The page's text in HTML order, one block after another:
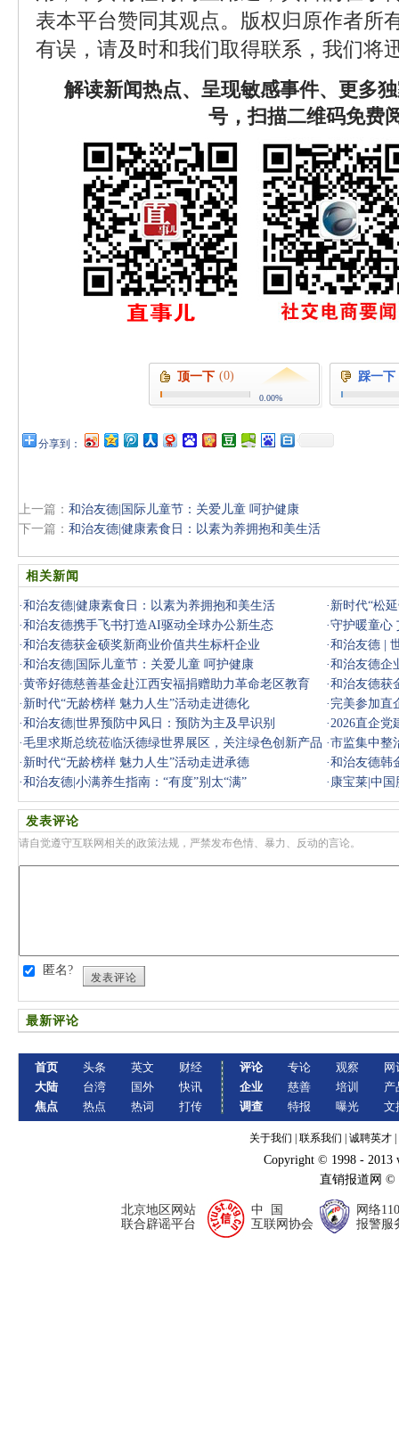
表本平台赞同其观点。版权归原作者所
有误，请及时和我们取得联系，我们将
解读新闻热点、呈现敏感事件、更多
号，扫描二维码免费
顶一下 (0)
0.00%
踩一下
分享到：
上一篇： 和治友德|国际儿童节：关爱儿童 呵护健康
下一篇： 和治友德|健康素食日：以素为养拥抱和美生活
相关新闻
·和治友德|健康素食日：以素为养拥抱和美生活 · 新时代“松
·和治友德携手飞书打造AI驱动全球办公新生态 ·守护暖童心
·和治友德获金硕奖新商业价值共生标杆企业 ·和治友德 |
·和治友德|国际儿童节：关爱儿童 呵护健康 ·和治友德企
·黄帝好德慈善基金赴江西安福捐赠助力革命老区教育 ·和治友德获
· 新时代“无龄榜样 魅力人生”活动走进德化 · 完美参加直
·和治友德|世界预防中风日：预防为主及早识别 ·2026直企党
·毛里求斯总统莅临沃德绿世界展区，关注绿色创新产品 ·市监集中整
· 新时代“无龄榜样 魅力人生”活动走进承德 ·和治友德韩
·和治友德|小满养生指南：“有度”别太“满” · 康宝莱|中
发表评论
请自觉遵守互联网相关的政策法规，严禁发布色情、暴力、反动的言论。
匿名?
发表评论
最新评论
首页
大陆
焦点
头条
台湾
热点
英文
国外
热词
财经
快讯
打传
评论
企业
调查
专论
慈善
特报
观察
培训
曝光
网
产
文
关于我们 联系我们 诚聘英才
Copyright © 1998 - 2013
直销报道网
北京地区网站
联合辟谣平台
中 国
互联网协会
网络110
报警服